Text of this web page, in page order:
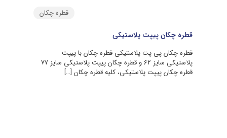
قطره چکان
قطره چکان پیپت پلاستیکی
قطره چکان پی پت پلاستیکی قطره چکان با پیپت
پلاستیکی سایز 62 و قطره چکان پیپت پلاستیکی سایز 77
قطره چکان پیپت پلاستیکی، کلیه قطره چکان […]